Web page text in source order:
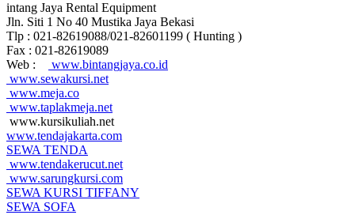
intang Jaya Rental Equipment
Jln. Siti 1 No 40 Mustika Jaya Bekasi
Tlp : 021-82619088/021-82601199 ( Hunting )
Fax : 021-82619089
Web :
www.bintangjaya.co.id
www.sewakursi.net
www.meja.co
www.taplakmeja.net
www.kursikuliah.net
www.tendajakarta.com
SEWA TENDA
www.tendakerucut.net
www.sarungkursi.com
SEWA KURSI TIFFANY
SEWA SOFA